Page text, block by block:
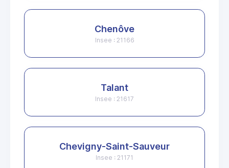
Chenôve
Insee : 21166
Talant
Insee : 21617
Chevigny-Saint-Sauveur
Insee : 21171